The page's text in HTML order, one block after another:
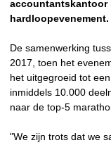
accountantskantoor
hardloopevenement.
De samenwerking
2017, toen het
het uitgegroeid tot
inmiddels 10.000
naar de top-5
"We zijn trots dat we